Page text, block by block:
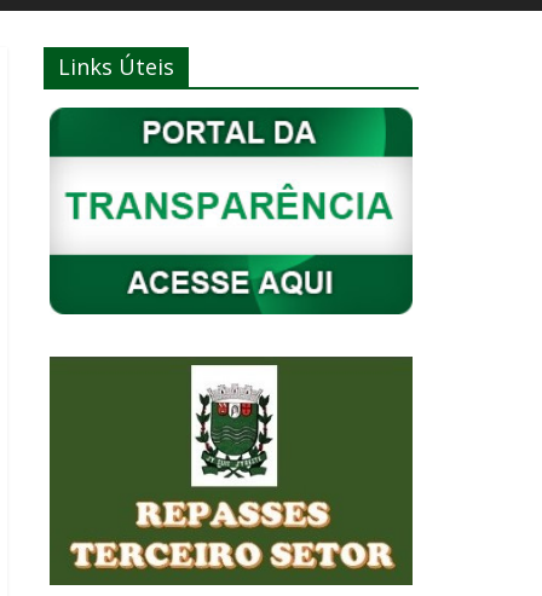
Links Úteis